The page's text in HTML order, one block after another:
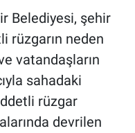
Belediyesi, şehir
rüzgarın neden
vatandaşların
sahadaki
rüzgar
devrilen